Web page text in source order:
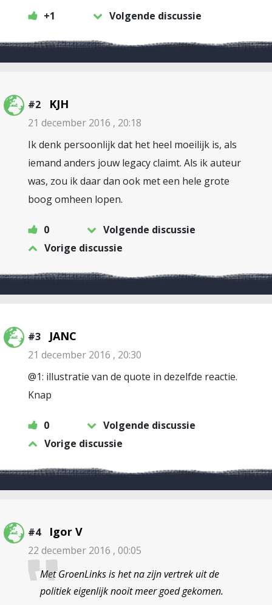
+1 Volgende discussie
#2 KJH
21 december 2016 , 20:18
Ik denk persoonlijk dat het heel moeilijk is, als
iemand anders jouw legacy claimt. Als ik auteur
was, zou ik daar dan ook met een hele grote
boog omheen lopen.
0
Volgende discussie
Vorige discussie
#3 JANC
21 december 2016 , 20:30
@1: illustratie van de quote in dezelfde reactie.
Knap
0
Volgende discussie
Vorige discussie
#4 Igor V
22 december 2016 , 00:05
Met GroenLinks is het na zijn vertrek uit de
politiek eigenlijk nooit meer goed gekomen.